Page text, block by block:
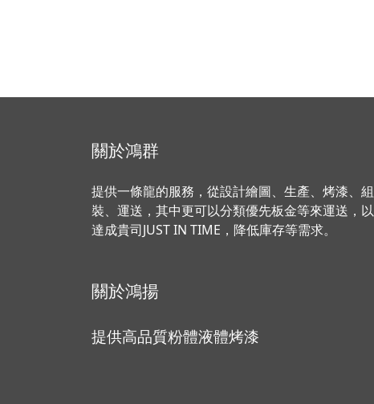
關於鴻群
提供一條龍的服務，從設計繪圖、生產、烤漆、組
裝、運送，其中更可以分類優先板金等來運送，以
達成貴司JUST IN TIME，降低庫存等需求。
關於鴻揚
提供高品質粉體液體烤漆